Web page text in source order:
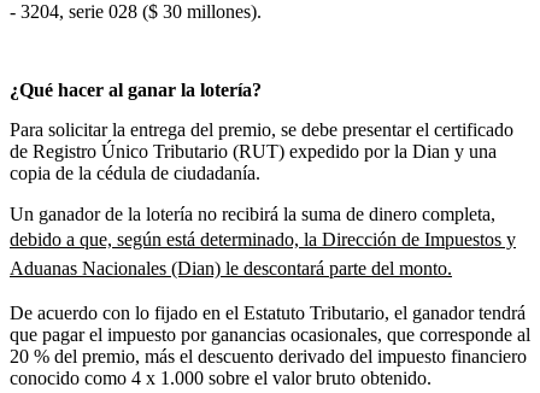
- 3204, serie 028 ($ 30 millones).
¿Qué hacer al ganar la lotería?
Para solicitar la entrega del premio, se debe presentar el certificado
de Registro Único Tributario (RUT) expedido por la Dian y una
copia de la cédula de ciudadanía.
Un ganador de la lotería no recibirá la suma de dinero completa,
debido a que, según está determinado, la Dirección de Impuestos y
Aduanas Nacionales (Dian) le descontará parte del monto.
De acuerdo con lo fijado en el Estatuto Tributario, el ganador tendrá
que pagar el impuesto por ganancias ocasionales, que corresponde al
20 % del premio, más el descuento derivado del impuesto financiero
conocido como 4 x 1.000 sobre el valor bruto obtenido.